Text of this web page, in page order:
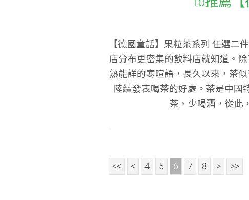
【德國童話】果粒茶系列 任選二
店分布更密集的飲料店就知道。
熟能詳的寒暄語，長久以來，茶
陸續發表喝茶的好處。茶是中國
茶、少喝酒，從此
<< < 4 5 6 7 8 > >>